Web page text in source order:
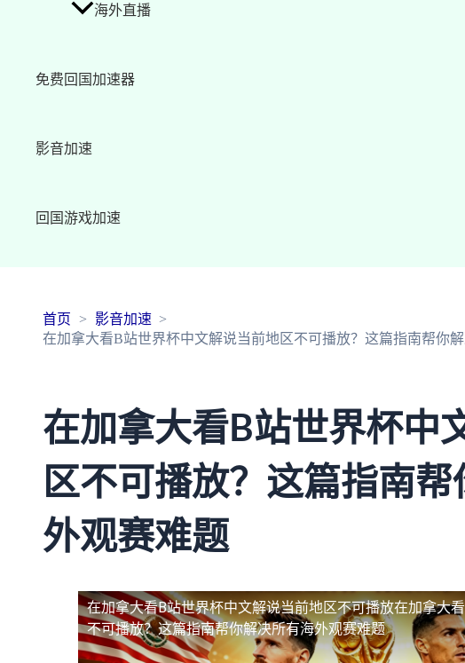
海外直播
免费回国加速器
影音加速
回国游戏加速
首页
影音加速
在加拿大看B站世界杯中文解说当前地区不可播放？这篇指南帮你
在加拿大看B站世界杯中
区不可播放？这篇指南
外观赛难题
在加拿大看B站世界杯中文解说当前地区不可播放在加拿大
不可播放？这篇指南帮你解决所有海外观赛难题